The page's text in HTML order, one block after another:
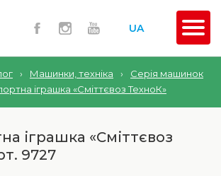
UA
› Машинки, техніка ›
Серія машинок
іграшка «Сміттєвоз ТехноК»
іграшка «Сміттєвоз
9727